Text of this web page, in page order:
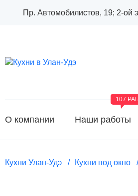
Пр. Автомобилистов, 19; 2-ой
О компании
107
Наши работы
Кухни Улан-Удэ Кухни под окно